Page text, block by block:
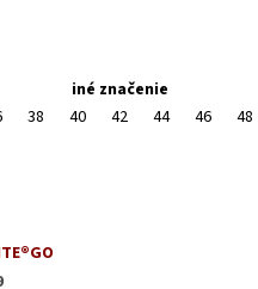
iné značenie
38 40 42 44 46 48